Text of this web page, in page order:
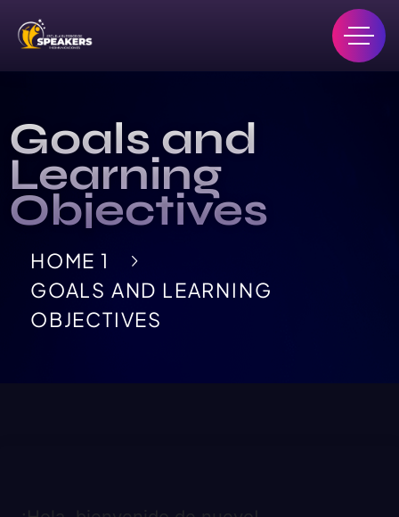
Goals and
Learning
Objectives
HOME 1
GOALS AND LEARNING
OBJECTIVES